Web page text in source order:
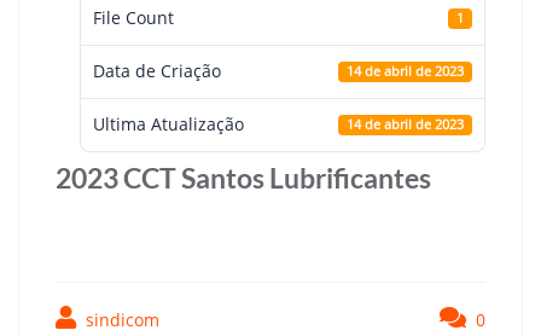
File Count 1
Data de Criação 14 de abril de 2023
Ultima Atualização 14 de abril de 2023
2023 CCT Santos Lubrificantes
sindicom 0